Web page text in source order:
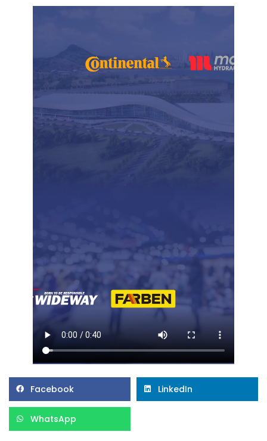
Facebook LinkedIn
WhatsApp